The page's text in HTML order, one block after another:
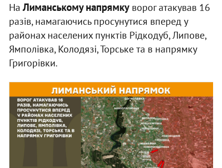
НаЛиманському напрямкуворог атакував 16
разів, намагаючись просунутися вперед у
районах населених пунктів Рідкодуб, Липове,
Ямполівка, Колодязі, Торське та в напрямку
Григорівки.